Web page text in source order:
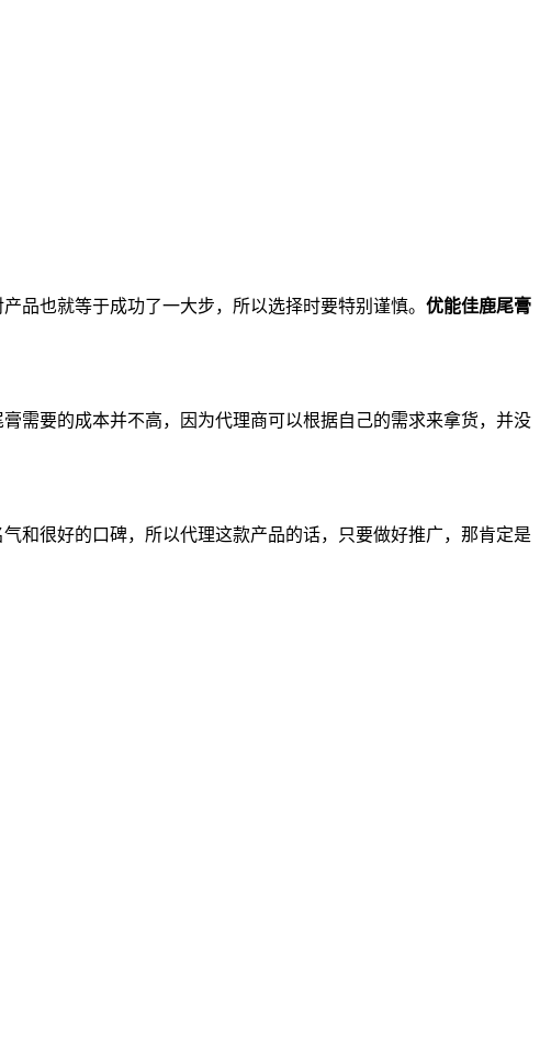
品也就等于成功了一大步，所以选择时要特别谨慎。 优能佳鹿尾膏
需要的成本并不高，因为代理商可以根据自己的需求来拿货，并没
和很好的口碑，所以代理这款产品的话，只要做好推广，那肯定是